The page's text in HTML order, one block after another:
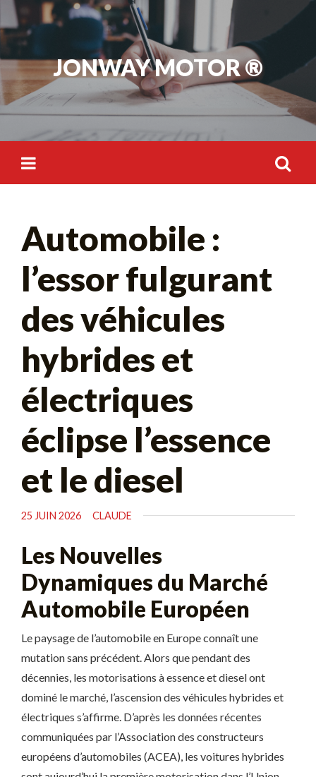
Skip
to
content
JONWAY MOTOR ®
Automobile :
l’essor fulgurant
des véhicules
hybrides et
électriques
éclipse l’essence
et le diesel
25 JUIN 2026 CLAUDE
Les Nouvelles
Dynamiques du Marché
Automobile Européen
Le paysage de l’automobile en Europe connaît une
mutation sans précédent. Alors que pendant des
décennies, les motorisations à essence et diesel ont
dominé le marché, l’ascension des véhicules hybrides et
électriques s’affirme. D’après les données récentes
communiquées par l’Association des constructeurs
européens d’automobiles (ACEA), les voitures hybrides